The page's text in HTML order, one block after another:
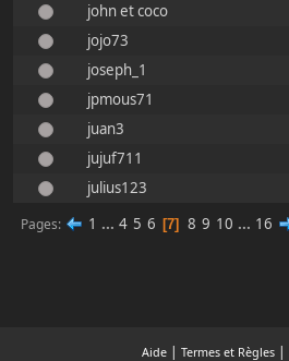
john et coco
jojo73
joseph_1
jpmous71
juan3
jujuf711
julius123
Pages 1 ... 4 5 6 7 8 9 10 ... 16
Aide| Termes et Règles|